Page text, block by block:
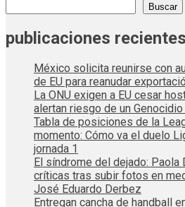
Buscar
publicaciones recientes
México solicita reunirse con
de EU para reanudar
La ONU exigen a EU cesar
alertan riesgo de un
Tabla de posiciones de la
momento: Cómo va el duelo
jornada 1
El síndrome del dejado: Paola
críticas tras subir fotos en
José Eduardo Derbez
Entregan cancha de handball